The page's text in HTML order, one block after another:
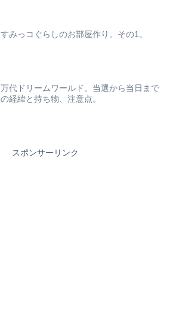
すみっコぐらしのお部屋作り。その1。
万代ドリームワールド。当選から当日まで
の経緯と持ち物、注意点。
スポンサーリンク